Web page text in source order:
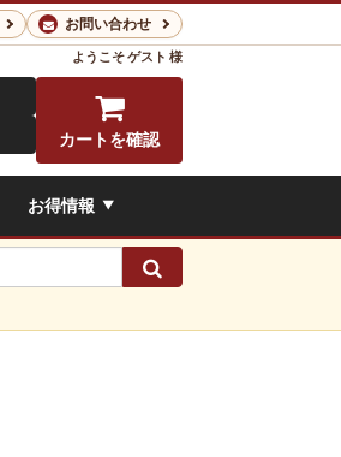
お問い合わせ
ようこそゲスト 様
カートを確認
お得情報 ▼
検索